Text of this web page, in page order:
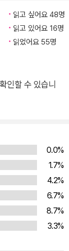
도 하는 단어가 가
풍습을 들여다
관계의 문제들
있는 화두들로
외부 강연 등을
아지니 참 신기하
화가 숨어 있다
게 볼 수 있는 주
단어는 페르시
읽고 싶어요 48명
읽고 있어요 16명
읽었어요 55명
인할 수 있습니
0.0%
1.7%
4.2%
6.7%
8.7%
3.3%